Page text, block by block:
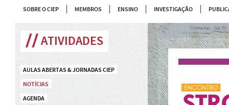
SOBRE O CIEP MEMBROS ENSINO INVESTIGAÇÃO
ATIVIDADES
AULAS ABERTAS & JORNADAS CIEP
NOTÍCIAS
AGENDA